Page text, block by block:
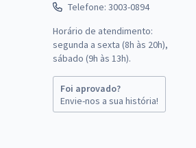
Telefone: 3003-0894
Horário de atendimento:
segunda a sexta (8h às 20h),
sábado (9h às 13h).
Foi aprovado?
Envie-nos a sua história!